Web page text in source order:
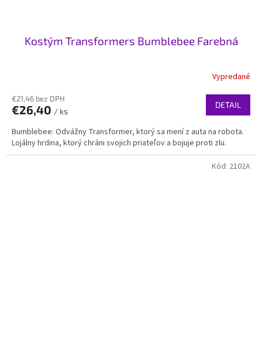
Kostým Transformers Bumblebee Farebná
Vypredané
€21,46 bez DPH
€26,40 / ks
DETAIL
Bumblebee: Odvážny Transformer, ktorý sa mení z auta na robota.
Lojálny hrdina, ktorý chráni svojich priateľov a bojuje proti zlu.
Kód: 2102A